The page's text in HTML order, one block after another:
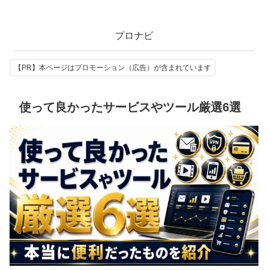
プロナビ
【PR】本ページはプロモーション（広告）が含まれています
使って良かったサービスやツール厳選6選